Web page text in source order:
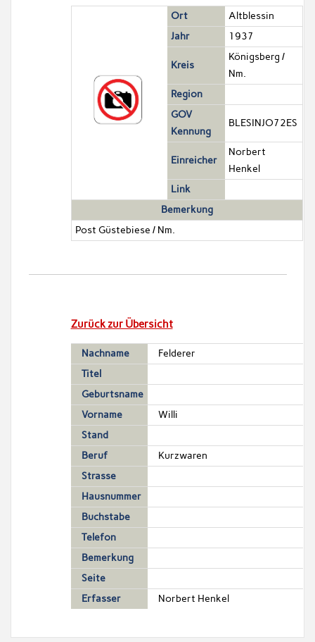
Ort
Altblessin
Jahr
1937
Kreis
Königsberg /
Nm.
Region
GOV
Kennung
BLESINJO72ES
Einreicher
Norbert
Henkel
Link
Bemerkung
Post Güstebiese / Nm.
Zurück zur Übersicht
Nachname
Felderer
Titel
Geburtsname
Vorname
Willi
Stand
Beruf
Kurzwaren
Strasse
Hausnummer
Buchstabe
Telefon
Bemerkung
Seite
Erfasser
Norbert Henkel